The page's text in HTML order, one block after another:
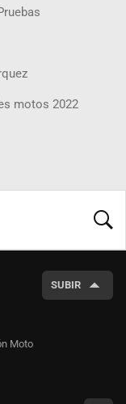
motos 2022
SUBIR
Moto